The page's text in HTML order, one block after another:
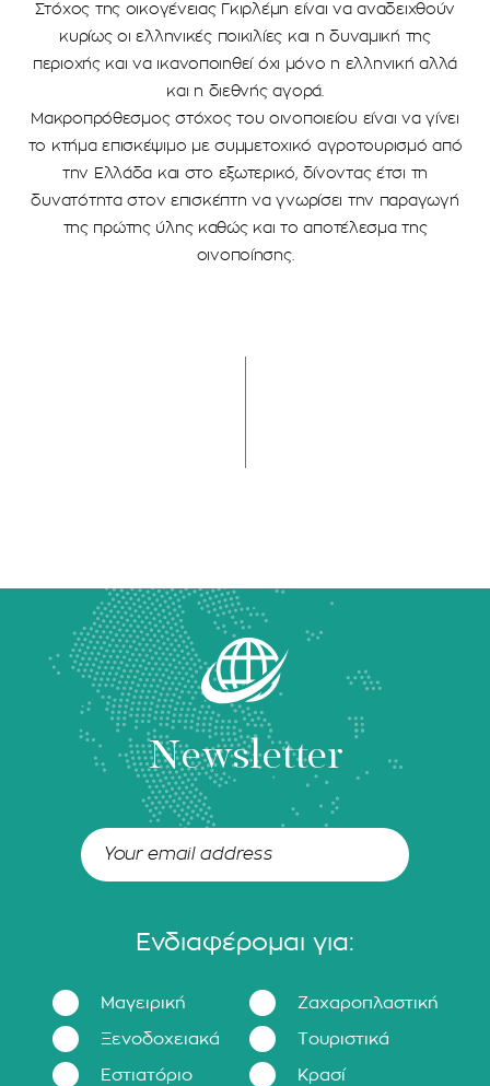
Στόχος της οικογένειας Γκιρλέμη είναι να αναδειχθούν
κυρίως οι ελληνικές ποικιλίες και η δυναμική της
περιοχής και να ικανοποιηθεί όχι μόνο η ελληνική αλλά
και η διεθνής αγορά.
Μακροπρόθεσμος στόχος του οινοποιείου είναι να γίνει
το κτήμα επισκέψιμο με συμμετοχικό αγροτουρισμό από
την Ελλάδα και στο εξωτερικό, δίνοντας έτσι τη
δυνατότητα στον επισκέπτη να γνωρίσει την παραγωγή
της πρώτης ύλης καθώς και το αποτέλεσμα της
οινοποίησης.
Newsletter
Ενδιαφέρομαι για:
Μαγειρική Ζαχαροπλαστική
Ξενοδοχειακά Τουριστικά
Εστιατόριο Κρασί